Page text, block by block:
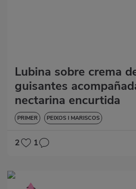
Lubina sobre crema
guisantes
nectarina encurtida
PRIMER PEIXOS I MARISCOS
2 1